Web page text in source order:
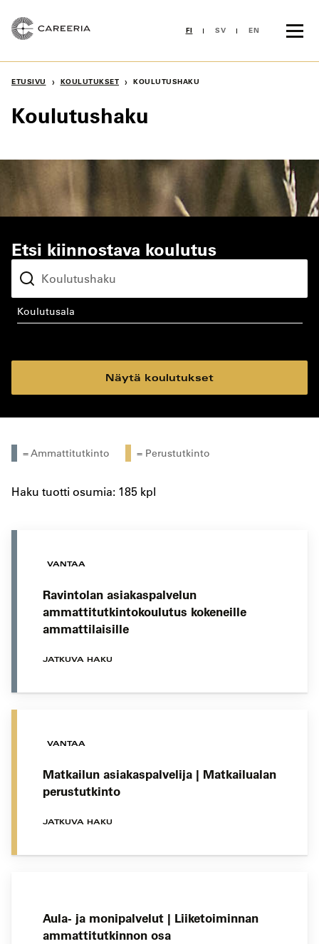
sisältöön
FI SV EN
ETUSIVU › KOULUTUKSET › KOULUTUSHAKU
Koulutushaku
Etsi kiinnostava koulutus
koulutusala
Näytä koulutukset
= Ammattitutkinto = Perustutkinto
Haku tuotti osumia: 185 kpl
VANTAA
Ravintolan asiakaspalvelun
ammattitutkintokoulutus kokeneille
ammattilaisille
JATKUVA HAKU
VANTAA
Matkailun asiakaspalvelija | Matkailualan
perustutkinto
JATKUVA HAKU
Aula- ja monipalvelut | Liiketoiminnan
ammattitutkinnon osa